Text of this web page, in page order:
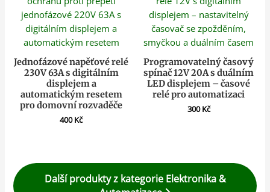
Jednofázové napěťové relé
230V 63A s digitálním
displejem a
automatickým resetem
pro domovní rozvaděče
400Kč
Programovatelný časový
spínač 12V 20A s duálním
LED displejem – časové
relé pro automatizaci
300Kč
Další produkty z kategorie Elektronika &